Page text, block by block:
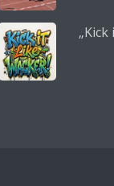
„Kick